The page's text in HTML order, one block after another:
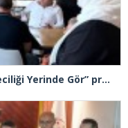
AK Parti İstanbul’dan “AK Belediyeciliği Yerinde Gör” programı